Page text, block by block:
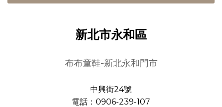
新北市永和區
布布童鞋-新北永和門市
中興街24號
電話：0906-239-107